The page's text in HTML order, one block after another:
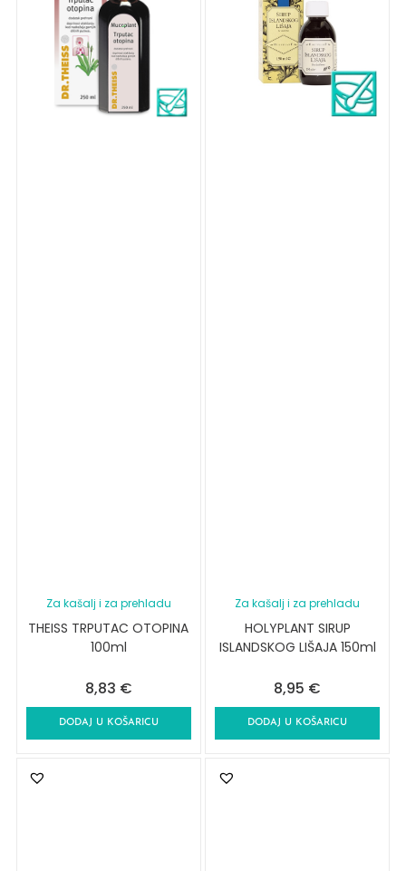
Za kašalj i za prehladu
THEISS TRPUTAC OTOPINA
100ml
8,83 €
DODAJ U KOŠARICU
Za kašalj i za prehladu
HOLYPLANT SIRUP
ISLANDSKOG LIŠAJA 150ml
8,95 €
DODAJ U KOŠARICU